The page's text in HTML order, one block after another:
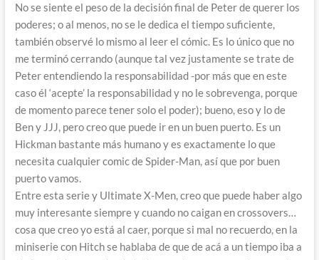
No se siente el peso de la decisión final de Peter de querer los
poderes; o al menos, no se le dedica el tiempo suficiente,
también observé lo mismo al leer el cómic. Es lo único que no
me terminó cerrando (aunque tal vez justamente se trate de
Peter entendiendo la responsabilidad -por más que en este
caso él ‘acepte’ la responsabilidad y no le sobrevenga, porque
de momento parece tener solo el poder); bueno, eso y lo de
Ben y JJJ, pero creo que puede ir en un buen puerto. Es un
Hickman bastante más humano y es exactamente lo que
necesita cualquier comic de Spider-Man, así que por buen
puerto vamos.
Entre esta serie y Ultimate X-Men, creo que puede haber algo
muy interesante siempre y cuando no caigan en crossovers…
cosa que creo yo está al caer, porque si mal no recuerdo, en la
miniserie con Hitch se hablaba de que de acá a un tiempo iba a